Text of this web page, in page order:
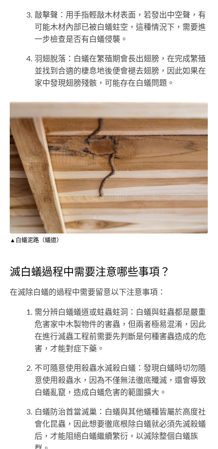
敲擊聲：用手指輕敲木材表面，若發出中空聲，有
可能木材內部已被白蟻蛀空，這種情況下，需要進
一步檢查是否有白蟻侵襲。
羽翅脫落：白蟻在繁殖期會長出翅膀，在完成繁殖
並找到合適的棲息地後便會褪去翅膀，因此如果在
家中發現翅膀殘骸，可能存在白蟻問題。
▲白蟻泥路（蟻道）
滅白蟻過程中需要注意哪些事項？
在滅除白蟻的過程中需要留意以下注意事項：
需分辨白蟻蟻道或蛀蟲蛀洞：白蟻與蛀蟲都是嚴重
危害家中木製物件的害蟲，但兩者極易混淆，因此
在進行滅蟲工程前需要先判斷是何種害蟲造成的危
害，才能對症下藥。
不可隨意使用殺蟲水滅殺白蟻：發現白蟻時切勿隨
意使用殺蟲水，因為不僅無法徹底殲滅，還會導致
白蟻亂竄，造成白蟻危害的範圍擴大。
白蟻防治首當滅巢：白蟻與其他蟻種皆屬於高度社
會化昆蟲，因此想要徹底根除白蟻就必須先滅殺蟻
后，才能阻絕白蟻繼續繁衍，以滅除整個白蟻族